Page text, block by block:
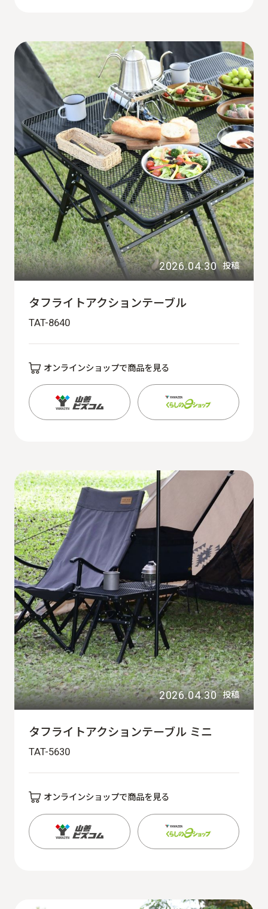
2026.04.30 投稿
タフライトアクションテーブル
TAT-8640
オンラインショップで商品を見る
2026.04.30 投稿
タフライトアクションテーブル ミニ
TAT-5630
オンラインショップで商品を見る